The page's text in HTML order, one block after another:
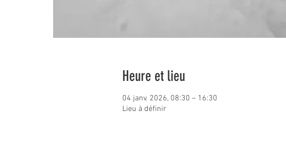
Heure et lieu
04 janv. 2026, 08:30 – 16:30
Lieu à définir